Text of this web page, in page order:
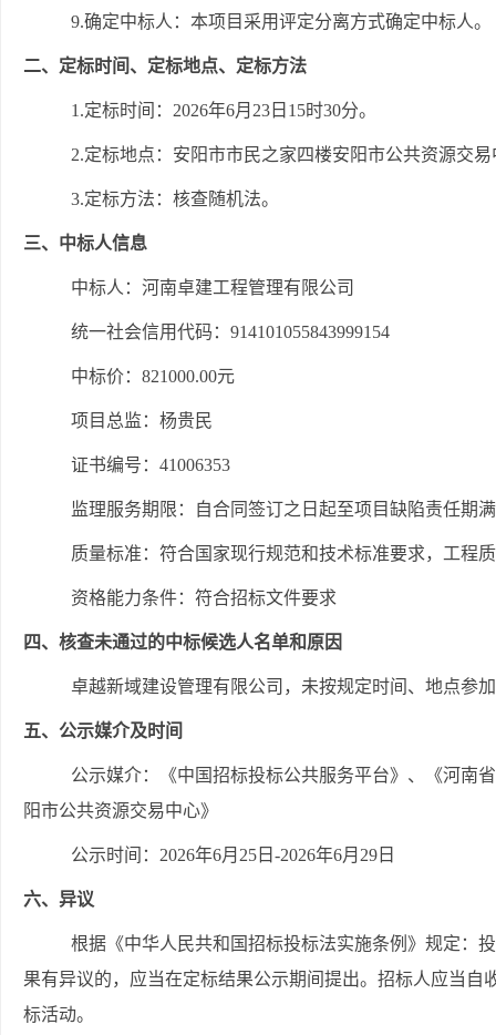
9.确定中标人：本项目采用评定分离方式确定中标人。
二、定标时间、 定标地点、 定标方法
1.定标时间：2026年6月 23 日 15时30分。
2.定标地点：安阳市市民之家四楼安阳市公共资源交
3.定标方法：核查随机法。
三、中标人信息
中标人：河南卓建工程管理有限公司
统一社会信用代码： 914101055843999154
中标价： 821000.00元
项目总监 ：杨贵民
证书编号： 41006353
监理服务期限：自合同签订之日起至项目缺陷责任期
质量标准：符合国家现行规范和技术标准要求，工程
资格能力条件：符合招标文件要求
四、核查未通过的中标候选人名单和原因
卓越新域建设管理有限公司 ，未按规定时间 、 地点参
五、公示媒介及时间
公示媒介：《中国招标投标公共服务平台》、《河南
阳市公共资源交易中心》
公示时间： 2026年6月 25 日 -2026年6月 29 日
六、异议
根据《中华人民共和国招标投标法实施条例》规定：
果有异议的，应当在定标结果公示期间提出。招标人应当自
标活动。